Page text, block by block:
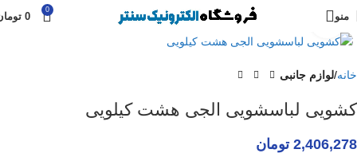
منو
0
0 برای بزرگنمایی کلیک کنید
خانه لوازم جانبی
کشویی لباسشویی الجی هشت کیلویی
2,406,278 تومان